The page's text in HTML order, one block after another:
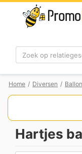
Zoek
Home / Diversen /
Hartjes